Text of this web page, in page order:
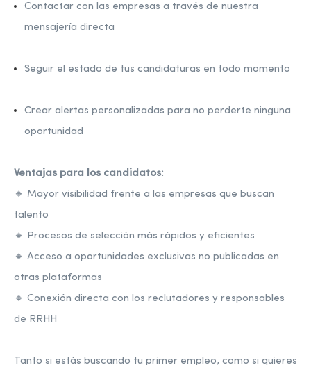
Contactar con las empresas a través de nuestra
mensajería directa
Seguir el estado de tus candidaturas en todo momento
Crear alertas personalizadas para no perderte ninguna
oportunidad
Ventajas para los candidatos:
🔸 Mayor visibilidad frente a las empresas que buscan
talento
🔸 Procesos de selección más rápidos y eficientes
🔸 Acceso a oportunidades exclusivas no publicadas en
otras plataformas
🔸 Conexión directa con los reclutadores y responsables
de RRHH
Tanto si estás buscando tu primer empleo, como si quieres